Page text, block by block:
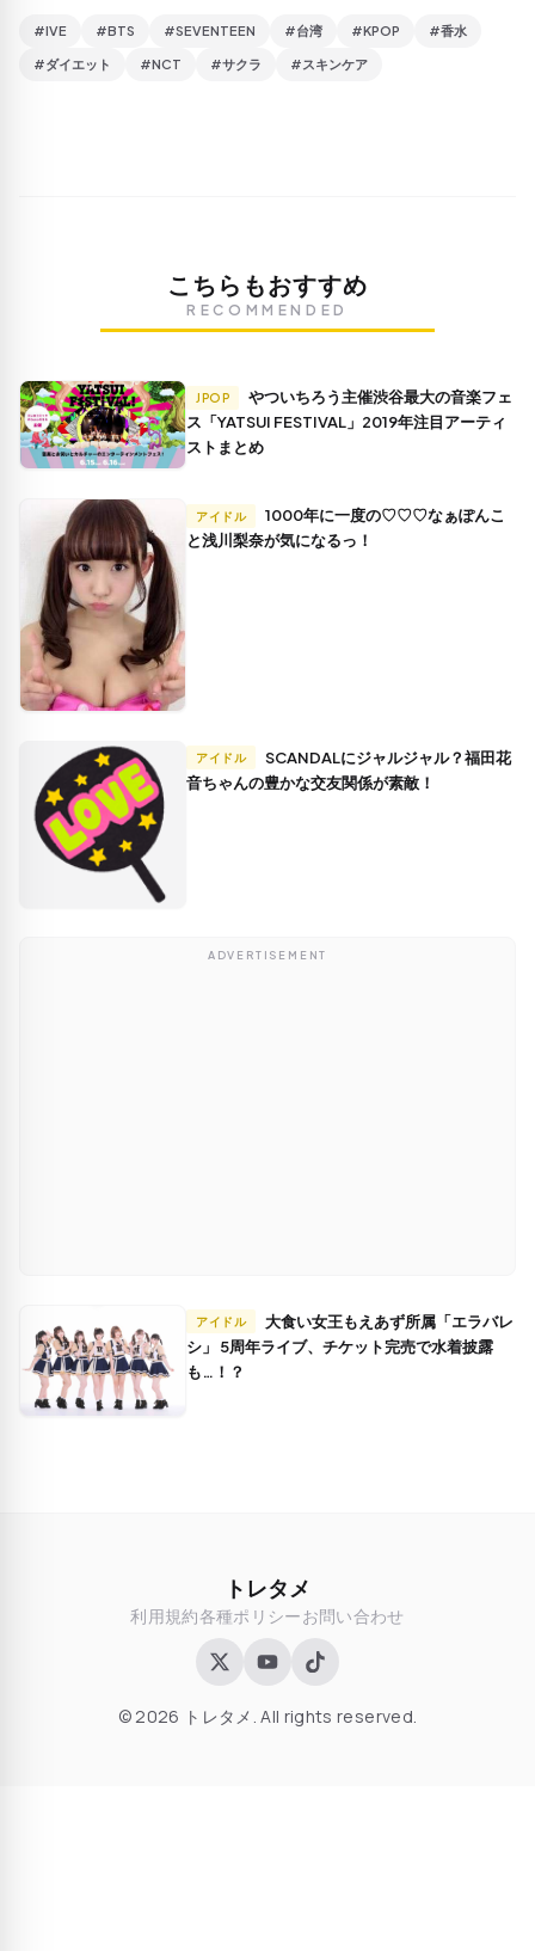
#IVE #BTS #SEVENTEEN #台湾 #KPOP #香水
#ダイエット #NCT #サクラ #スキンケア
こちらもおすすめ
RECOMMENDED
JPOP
ス「YATSUI FESTIVAL」2019年注目アーティ
ストまとめ
アイドル
と浅川梨奈が気になるっ！
アイドル
音ちゃんの豊かな交友関係が素敵！
ADVERTISEMENT
アイドル
シ」 5周年ライブ、チケット完売で水着披露
も…！？
トレタメ
利用規約各種ポリシーお問い合わせ
© 2026 トレタメ. All rights reserved.